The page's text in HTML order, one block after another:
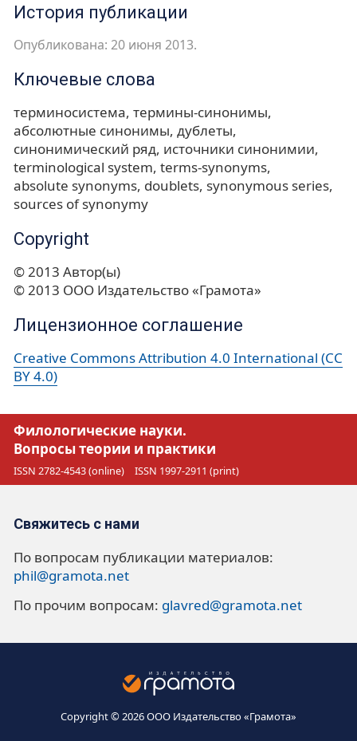
История публикации
Опубликована: 20 июня 2013.
Ключевые слова
терминосистема термины-синонимы
абсолютные синонимы дублеты
синонимический ряд источники синонимии
terminological system terms-synonyms
absolute synonyms doublets synonymous series
sources of synonymy
Copyright
© 2013 Автор(ы)
© 2013 ООО Издательство «Грамота»
Лицензионное соглашение
Creative Commons Attribution 4.0 International (CC
BY 4.0)
Филологические науки.
Вопросы теории и практики
ISSN 2782-4543 (online) ISSN 1997-2911 (print)
Свяжитесь с нами
По вопросам публикации материалов:
phil@gramota.net
По прочим вопросам: glavred@gramota.net
Copyright © 2026 ООО Издательство «Грамота»